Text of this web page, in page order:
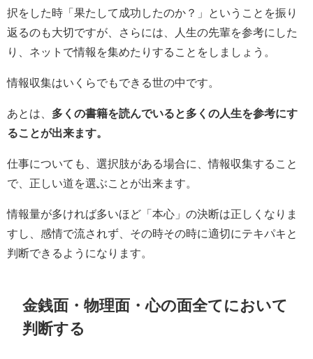
択をした時「果たして成功したのか？」ということを振り
返るのも大切ですが、さらには、人生の先輩を参考にした
り、ネットで情報を集めたりすることをしましょう。
情報収集はいくらでもできる世の中です。
あとは、 多くの書籍を読んでいると多くの人生を参考にす
ることが出来ます。
仕事についても、選択肢がある場合に、情報収集すること
で、正しい道を選ぶことが出来ます。
情報量が多ければ多いほど「本心」の決断は正しくなりま
すし、感情で流されず、その時その時に適切にテキパキと
判断できるようになります。
金銭面・物理面・心の面全てにおいて
判断する